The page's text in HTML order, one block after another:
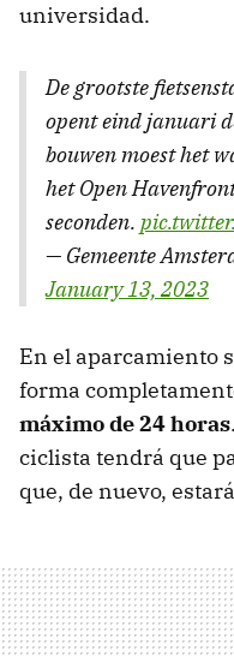
universidad.
De grootste
opent eind januari
bouwen moest het
het Open
seconden.
— Gemeente
January 13, 2023
En el aparcamiento
forma
máximo de 24 horas
ciclista tendrá que
que, de nuevo,